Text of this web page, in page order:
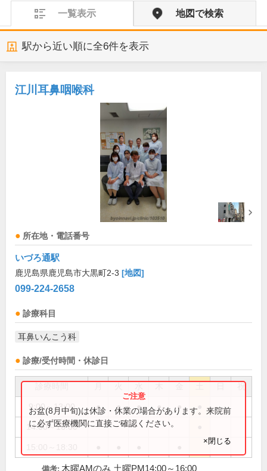
一覧表示 地図で検索
駅から近い順に全6件を表示
江川耳鼻咽喉科
所在地・電話番号
いづろ通駅
鹿児島県鹿児島市大黒町2-3 [地図]
099-224-2658
診療科目
耳鼻いんこう科
診療/受付時間・休診日
祝
9:00～13:00 ● ● ● ● ●
14:00～16:00
お盆(8月中旬)は休診・休業の場合があります。来院前
に必ず医療機関に直接ご確認ください。
×閉じる
備考: 木曜AMのみ 土曜PM14:00～16:00